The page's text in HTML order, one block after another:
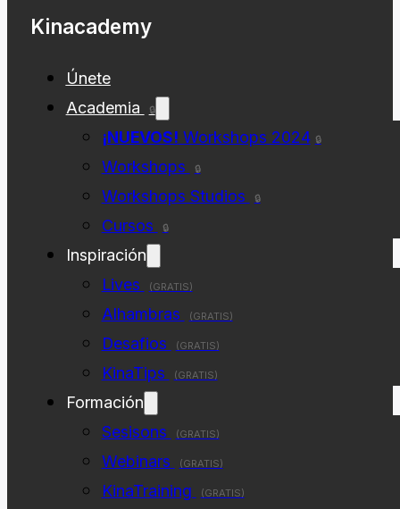
Kinacademy
Únete
Academia
🔒
¡NUEVOS! Workshops 2024 🔒
Workshops 🔒
Workshops Studios 🔒
Cursos 🔒
Inspiración
Lives
(GRATIS)
Alhambras (GRATIS)
Desafios (GRATIS)
KinaTips (GRATIS)
Formación
Sesisons
(GRATIS)
Webinars (GRATIS)
KinaTraining (GRATIS)